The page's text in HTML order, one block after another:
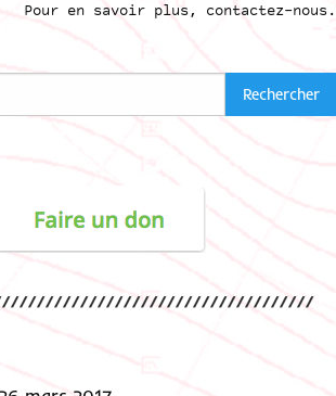
Pour en savoir plus, contactez-nous .